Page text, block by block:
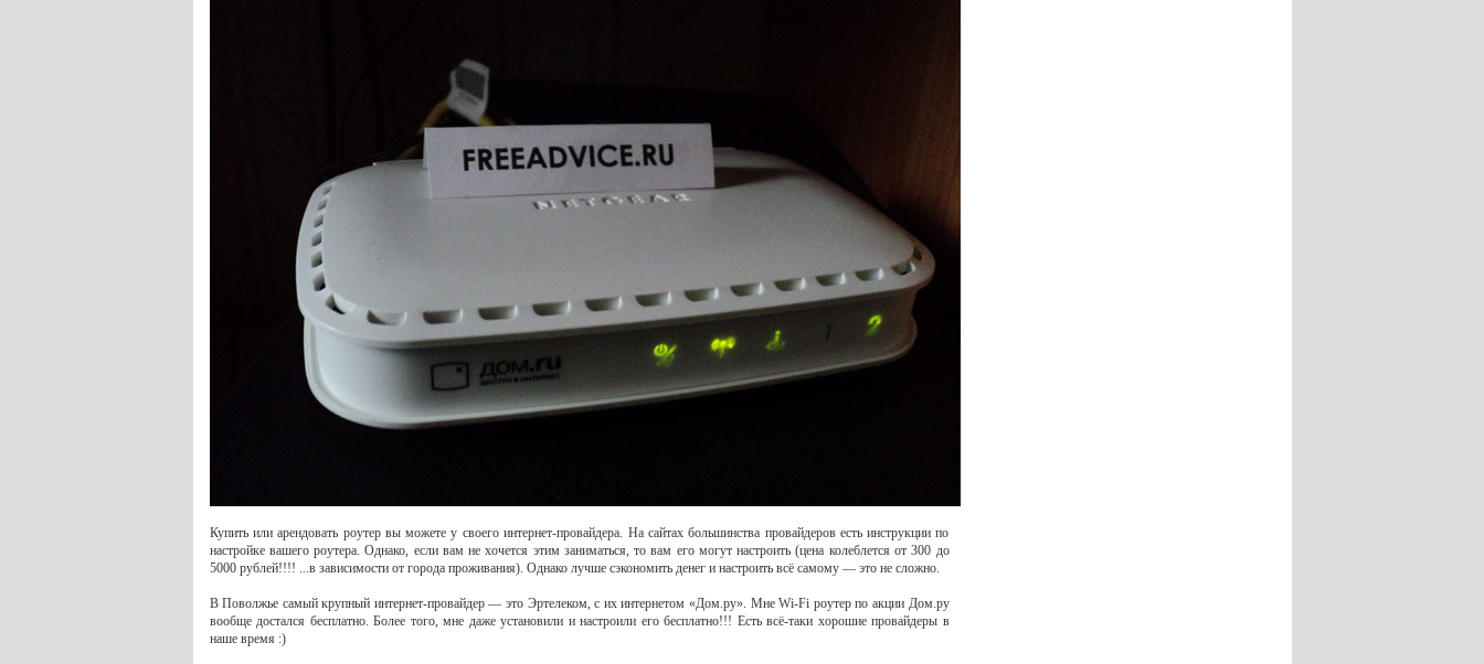
Купить или арендовать роутер вы можете у своего интернет-провайдера. На сайтах большинства провайдеров есть инструкции по
настройке вашего роутера. Однако, если вам не хочется этим заниматься, то вам его могут настроить (цена колеблется от 300 до
5000 рублей!!!! ...в зависимости от города проживания). Однако лучше сэкономить денег и настроить всё самому — это не сложно.
В Поволжье самый крупный интернет-провайдер — это Эртелеком, с их интернетом «Дом.ру». Мне Wi-Fi роутер по акции Дом.ру
вообще достался бесплатно. Более того, мне даже установили и настроили его бесплатно!!! Есть всё-таки хорошие провайдеры в
наше время :)